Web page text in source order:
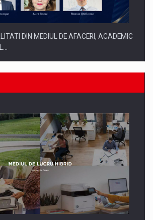
DIN MEDIUL DE AFACERI, ACADEMIC
prezenta in Romania printr-o a